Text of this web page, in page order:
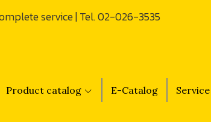
service | Tel. 02-026-3535
Product catalog E-Catalog Service